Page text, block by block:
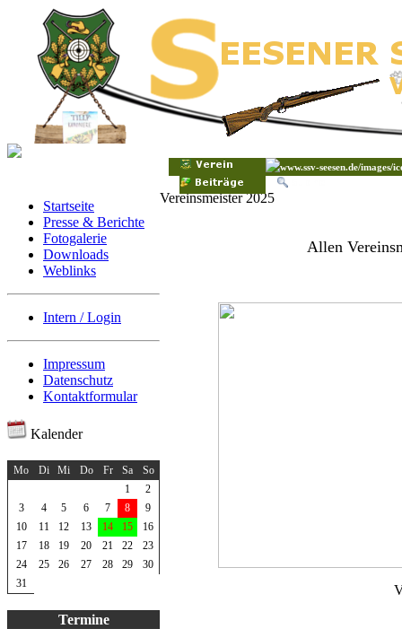
Startseite
Presse & Berichte
Fotogalerie
Downloads
Weblinks
Intern / Login
Impressum
Datenschutz
Kontaktformular
Kalender
Mo
Di Mi Do Fr Sa
So
1
2
3
4 5 6 7 8
9
10
11 12 13 14 15
16
17
18 19 20 21 22
23
24
25 26 27 28 29
30
31
Termine
Vereinsmeister 2025
Allen